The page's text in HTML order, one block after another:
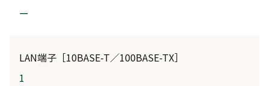
ー
LAN端子［10BASE-T／100BASE-TX］
1